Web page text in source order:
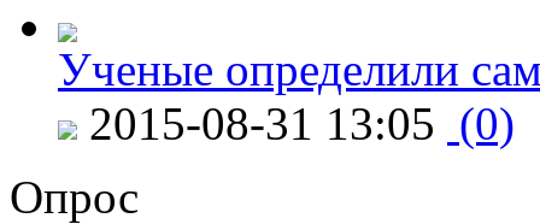
Ученые определили
2015-08-31 13:05 (0)
Опрос